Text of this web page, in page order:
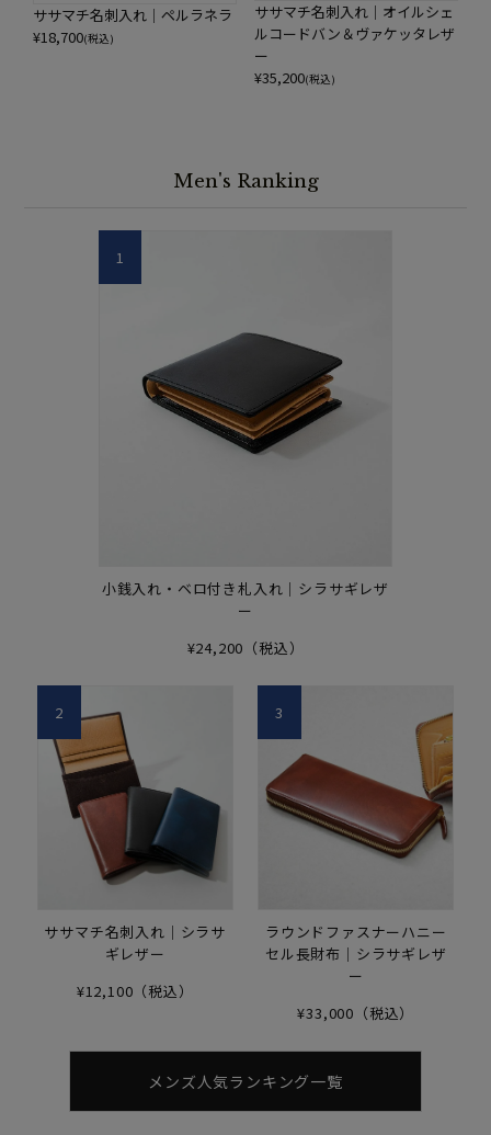
ササマチ名刺入れ｜ペルラネラ
¥18,700(税込)
ササマチ名刺入れ｜オイルシェ
ルコードバン＆ヴァケッタレザ
ー
¥35,200(税込)
Men's Ranking
小銭入れ・ベロ付き札入れ｜シラサギレザ
ー
¥24,200（税込）
1
ササマチ名刺入れ｜シラサ
ギレザー
¥12,100（税込）
2
ラウンドファスナーハニー
セル長財布｜シラサギレザ
ー
¥33,000（税込）
3
メンズ人気ランキング一覧